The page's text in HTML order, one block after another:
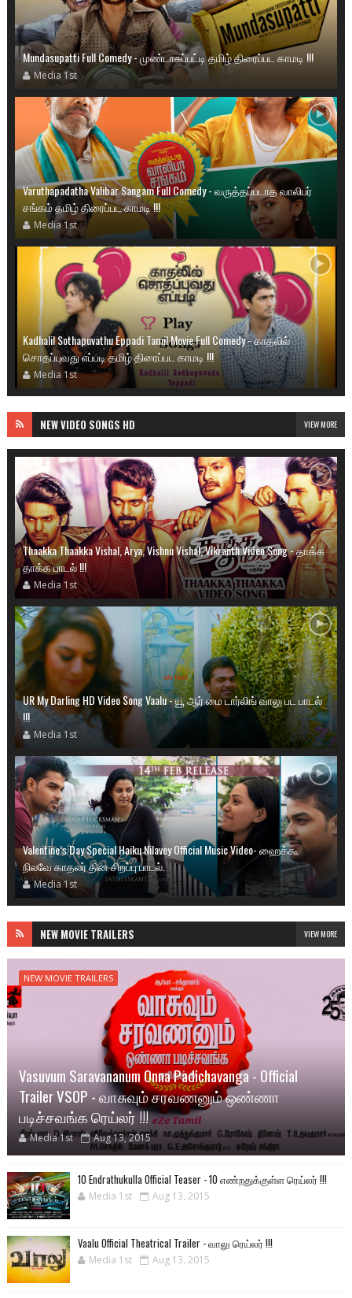
Mundasupatti Full Comedy - முண்டாசுப்பட்டி தமிழ் திரைப்பட காமடி !!!
Media 1st
Varuthapadatha Valibar Sangam Full Comedy - வருத்தப்படாத வாலிபர்
சங்கம் தமிழ் திரைப்பட காமடி !!!
Media 1st
Kadhalil Sothapuvathu Eppadi Tamil Movie Full Comedy - காதலில்
சொதப்புவது எப்படி தமிழ் திரைப்பட காமடி !!!
Media 1st
NEW VIDEO SONGS HD VIEW MORE
Thaakka Thaakka Vishal, Arya, Vishnu Vishal, Vikranth Video Song - தாக்க
தாக்க பாடல் !!!
Media 1st
UR My Darling HD Video Song Vaalu - யூ ஆர் மை டார்லிங் வாலு பட பாடல்
!!!
Media 1st
Valentine’s Day Special Haiku Nilavey Official Music Video- ஹைக்கூ
நிலவே காதலர் தின சிறப்பு பாடல்.
Media 1st
NEW MOVIE TRAILERS VIEW MORE
NEW MOVIE TRAILERS
Vasuvum Saravananum Onna Padichavanga - Official
Trailer VSOP - வாசுவும் சரவணனும் ஒண்ணா
படிச்சவங்க ரெய்லர் !!!
Media 1st Aug 13, 2015
10 Endrathukulla Official Teaser - 10 எண்றதுக்குள்ள ரெய்லர் !!!
Media 1st Aug 13, 2015
Vaalu Official Theatrical Trailer - வாலு ரெய்லர் !!!
Media 1st Aug 13, 2015